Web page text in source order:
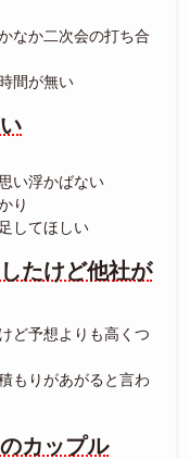
なか二次会の打ち合
間が無い
い浮かばない
り
してほしい
たけど他社が
ど予想よりも高くつ
もりがあがると言わ
カップル